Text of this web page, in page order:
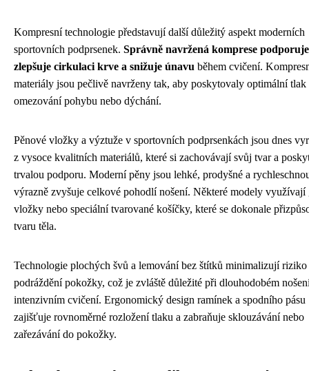
Kompresní technologie představují další důležitý aspekt moderních
sportovních podprsenek. Správně navržená komprese
zlepšuje cirkulaci krve a snižuje únavu během cvičení.
materiály jsou pečlivě navrženy tak, aby poskytovaly optimální tlak
omezování pohybu nebo dýchání.
Pěnové vložky a výztuže v sportovních podprsenkách jsou dnes
z vysoce kvalitních materiálů, které si zachovávají svůj tvar a
trvalou podporu. Moderní pěny jsou lehké, prodyšné a
výrazně zvyšuje celkové pohodlí nošení. Některé modely využívají
vložky nebo speciální tvarované košíčky, které se dokonale
tvaru těla.
Technologie plochých švů a lemování bez štítků minimalizují riziko
podráždění pokožky, což je zvláště důležité při dlouhodobém
intenzivním cvičení. Ergonomický design ramínek a spodního pásu
zajišťuje rovnoměrné rozložení tlaku a zabraňuje sklouzávání nebo
zařezávání do pokožky.